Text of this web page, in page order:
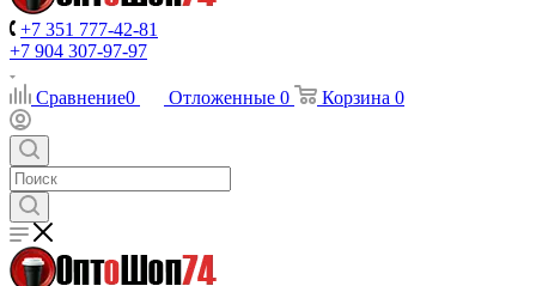
+7 351 777-42-81
+7 904 307-97-97
Сравнение0 Отложенные 0 Корзина 0